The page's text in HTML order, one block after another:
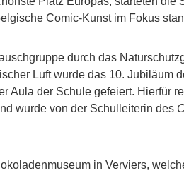
Comic-Kunst im Fokus
durch das
Luft wurde das 10. Jubiläum
Aula der Schule gefeiert. Hierfür
wurde von der Schulleiterin des
in Verviers,